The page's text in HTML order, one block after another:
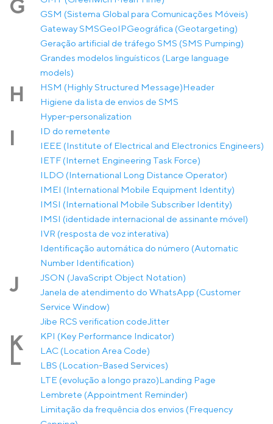
G
GSM (Sistema Global para Comunicações Móveis)
Gateway SMSGeoIPGeográfica (Geotargeting)
Geração artificial de tráfego SMS (SMS Pumping)
Grandes modelos linguísticos (Large language
models)
H HSM (Highly Structured Message)Header
Higiene da lista de envios de SMS
Hyper-personalization
I
ID do remetente
IEEE (Institute of Electrical and Electronics Engineers)
IETF (Internet Engineering Task Force)
ILDO (International Long Distance Operator)
IMEI (International Mobile Equipment Identity)
IMSI (International Mobile Subscriber Identity)
IMSI (identidade internacional de assinante móvel)
IVR (resposta de voz interativa)
Identificação automática do número (Automatic
Number Identification)
J
JSON (JavaScript Object Notation)
Janela de atendimento do WhatsApp (Customer
Service Window)
Jibe RCS verification codeJitter
K KPI (Key Performance Indicator)
L
LAC (Location Area Code)
LBS (Location-Based Services)
LTE (evolução a longo prazo)Landing Page
Lembrete (Appointment Reminder)
Limitação da frequência dos envios (Frequency